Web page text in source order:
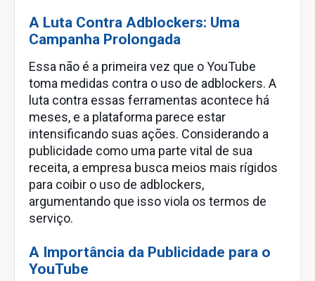
A Luta Contra Adblockers: Uma
Campanha Prolongada
Essa não é a primeira vez que o YouTube
toma medidas contra o uso de adblockers. A
luta contra essas ferramentas acontece há
meses, e a plataforma parece estar
intensificando suas ações. Considerando a
publicidade como uma parte vital de sua
receita, a empresa busca meios mais rígidos
para coibir o uso de adblockers,
argumentando que isso viola os termos de
serviço.
A Importância da Publicidade para o
YouTube